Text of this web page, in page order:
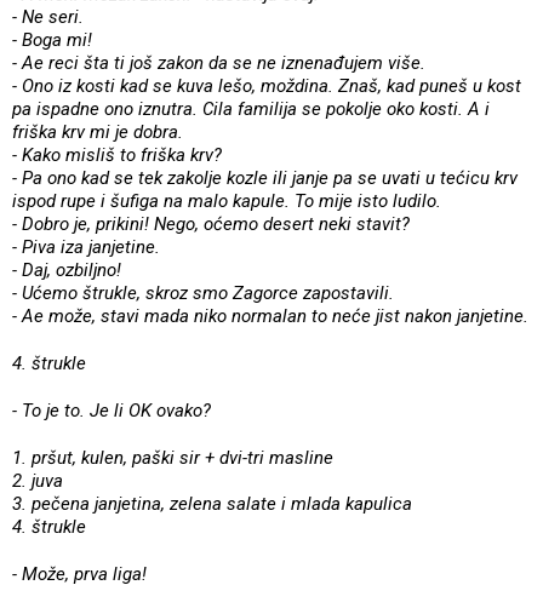
- Ne seri.
- Boga mi!
- Ae reci šta ti još zakon da se ne iznenađujem više.
- Ono iz kosti kad se kuva lešo, moždina. Znaš, kad puneš u kost
pa ispadne ono iznutra. Cila familija se pokolje oko kosti. A i
friška krv mi je dobra.
- Kako misliš to friška krv?
- Pa ono kad se tek zakolje kozle ili janje pa se uvati u tećicu krv
ispod rupe i šufiga na malo kapule. To mije isto ludilo.
- Dobro je, prikini! Nego, oćemo desert neki stavit?
- Piva iza janjetine.
- Daj, ozbiljno!
- Ućemo štrukle, skroz smo Zagorce zapostavili.
- Ae može, stavi mada niko normalan to neće jist nakon janjetine.
4. štrukle
- To je to. Je li OK ovako?
1. pršut, kulen, paški sir + dvi-tri masline
2. juva
3. pečena janjetina, zelena salate i mlada kapulica
4. štrukle
- Može, prva liga!